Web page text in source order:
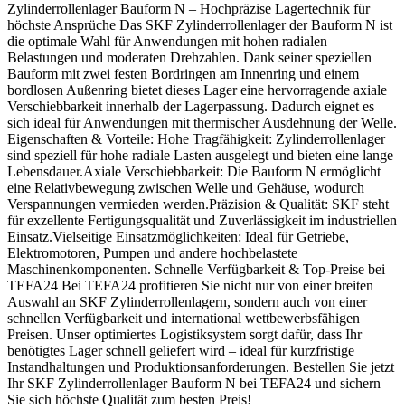
Zylinderrollenlager Bauform N – Hochpräzise Lagertechnik für
höchste Ansprüche Das SKF Zylinderrollenlager der Bauform N ist
die optimale Wahl für Anwendungen mit hohen radialen
Belastungen und moderaten Drehzahlen. Dank seiner speziellen
Bauform mit zwei festen Bordringen am Innenring und einem
bordlosen Außenring bietet dieses Lager eine hervorragende axiale
Verschiebbarkeit innerhalb der Lagerpassung. Dadurch eignet es
sich ideal für Anwendungen mit thermischer Ausdehnung der Welle.
Eigenschaften & Vorteile: Hohe Tragfähigkeit: Zylinderrollenlager
sind speziell für hohe radiale Lasten ausgelegt und bieten eine lange
Lebensdauer.Axiale Verschiebbarkeit: Die Bauform N ermöglicht
eine Relativbewegung zwischen Welle und Gehäuse, wodurch
Verspannungen vermieden werden.Präzision & Qualität: SKF steht
für exzellente Fertigungsqualität und Zuverlässigkeit im industriellen
Einsatz.Vielseitige Einsatzmöglichkeiten: Ideal für Getriebe,
Elektromotoren, Pumpen und andere hochbelastete
Maschinenkomponenten. Schnelle Verfügbarkeit & Top-Preise bei
TEFA24 Bei TEFA24 profitieren Sie nicht nur von einer breiten
Auswahl an SKF Zylinderrollenlagern, sondern auch von einer
schnellen Verfügbarkeit und international wettbewerbsfähigen
Preisen. Unser optimiertes Logistiksystem sorgt dafür, dass Ihr
benötigtes Lager schnell geliefert wird – ideal für kurzfristige
Instandhaltungen und Produktionsanforderungen. Bestellen Sie jetzt
Ihr SKF Zylinderrollenlager Bauform N bei TEFA24 und sichern
Sie sich höchste Qualität zum besten Preis!